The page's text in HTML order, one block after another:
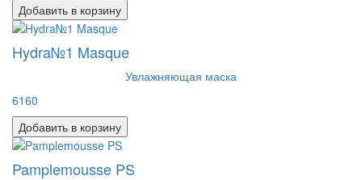
Добавить в корзину
Hydra№1 Masque
Увлажняющая маска
6160
Добавить в корзину
Pamplemousse PS